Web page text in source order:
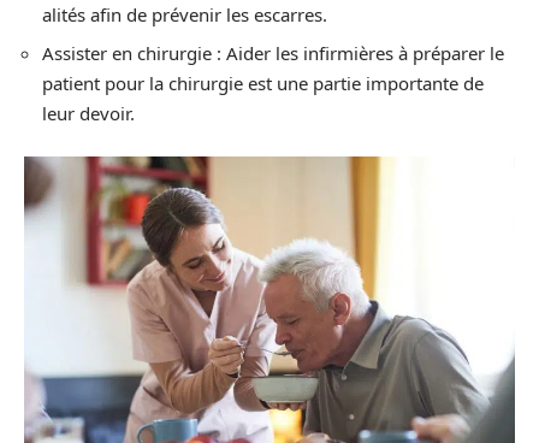
alités afin de prévenir les escarres.
Assister en chirurgie : Aider les infirmières à préparer le
patient pour la chirurgie est une partie importante de
leur devoir.